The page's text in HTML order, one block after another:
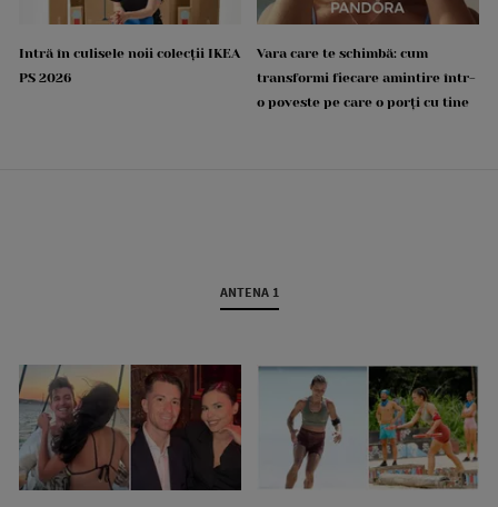
Intră în culisele noii colecții IKEA
PS 2026
Vara care te schimbă: cum
transformi fiecare amintire într-
o poveste pe care o porți cu tine
ANTENA 1